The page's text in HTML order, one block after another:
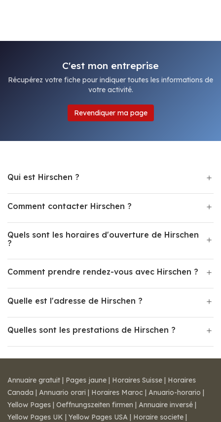
C'est mon entreprise
Récupérez votre fiche pour indiquer toutes les informations de
votre activité.
Revendiquer ma page
Qui est Hirschen ?
Comment contacter Hirschen ?
Quels sont les horaires d'ouverture de Hirschen
?
Comment prendre rendez-vous avec Hirschen ?
Quelle est l'adresse de Hirschen ?
Quelles sont les prestations de Hirschen ?
Annuaire gratuit | Pages jaune | Horaires Suisse | Horaires
Canada | Annuario orari | Horaires Maroc | Anuario-horario |
Yellow Pages | Oeffnungszeiten firmen | Annuaire inversé |
Yellow Pages UK | Yellow Pages USA | Horaire societe |